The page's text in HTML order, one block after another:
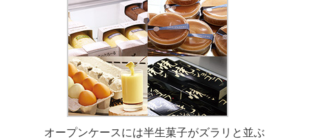
オープンケースには半生菓子がズラリと並ぶ